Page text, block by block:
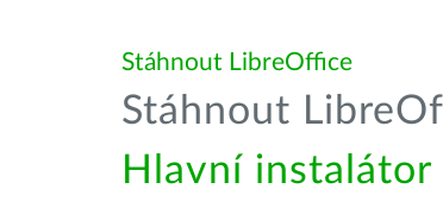
Stáhnout LibreOffice
Stáhnout
Hlavní instalátor